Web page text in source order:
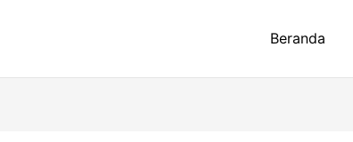
Beranda